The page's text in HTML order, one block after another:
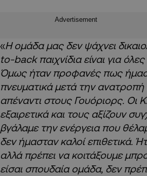
Advertisement
«Η ομάδα μας δεν ψάχνει
to-back παιχνίδια είναι για
Όμως ήταν προφανές πως
πνευματικά μετά την
απέναντι στους Γουόριορς. Οι
εξαιρετικά και τους αξίζουν
βγάλαμε την ενέργεια που
δεν ήμασταν καλοί επιθετικά.
αλλά πρέπει να κοιτάξουμε
είσαι σπουδαία ομάδα, δεν